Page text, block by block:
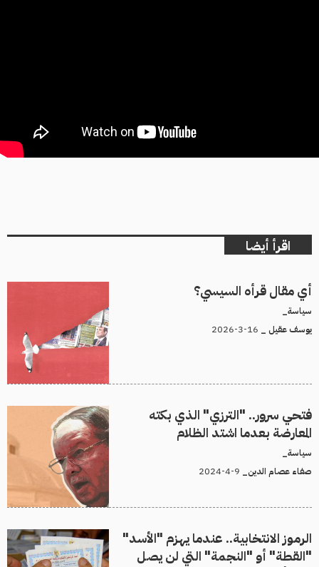
اقرأ أيضا
أي مقال قرأه السيسي؟
سياسة_
يوسف عقيل _
فتحي سرور.. "الترزي" الذي بكته
المعارضة بعدما اشتد الظلام
سياسة_
صفاء عصام الدين_
الرموز الانتخابية.. عندما يهزم "الأسد"
"القطة" أو "النجمة" التي لن يصل